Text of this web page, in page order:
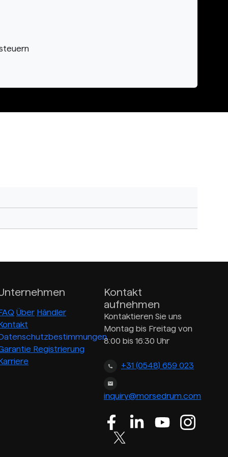
Über Händler
Registrierung
Kontakt
aufnehmen
Kontaktieren Sie uns
Montag bis Freitag von
8:00 bis 16:30 Uhr
+31 (0548) 659 023
inquiry@morsedrum.com